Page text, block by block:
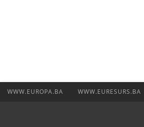
WWW.EUROPA.BA WWW.EURESURS.BA